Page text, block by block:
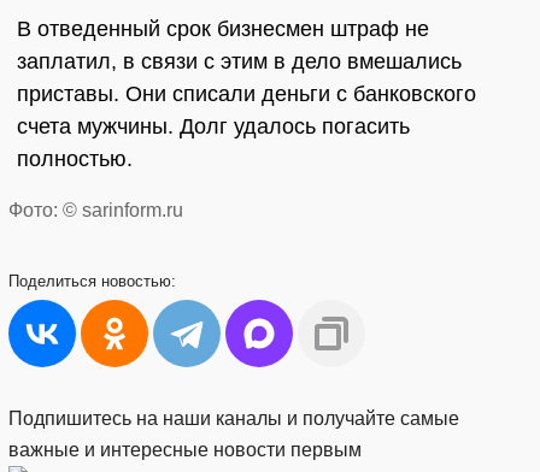
В отведенный срок бизнесмен штраф не
заплатил, в связи с этим в дело вмешались
приставы. Они списали деньги с банковского
счета мужчины. Долг удалось погасить
полностью.
Фото: © sarinform.ru
Поделиться новостью:
Подпишитесь на наши каналы и получайте самые
важные и интересные новости первым